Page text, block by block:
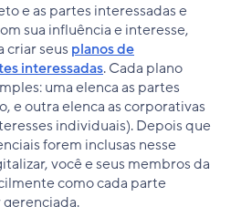
e as partes interessadas e
sua influência e interesse,
criar seus planos de
interessadas. Cada plano
uma elenca as partes
e outra elenca as corporativas
individuais). Depois que
forem inclusas nesse
você e seus membros da
como cada parte